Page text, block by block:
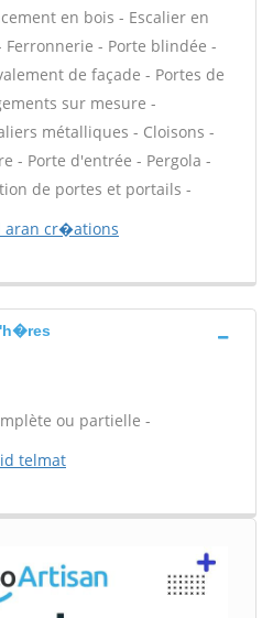
en bois - Escalier en
Ferronnerie - Porte blindée -
de façade - Portes de
sur mesure -
métalliques - Cloisons -
- Porte d'entrée - Pergola -
de portes et portails -
aran cr�ations
ou partielle -
telmat